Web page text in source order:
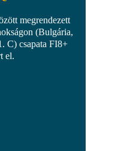
megrendezett
(Bulgária,
C) csapata FI8+
el.